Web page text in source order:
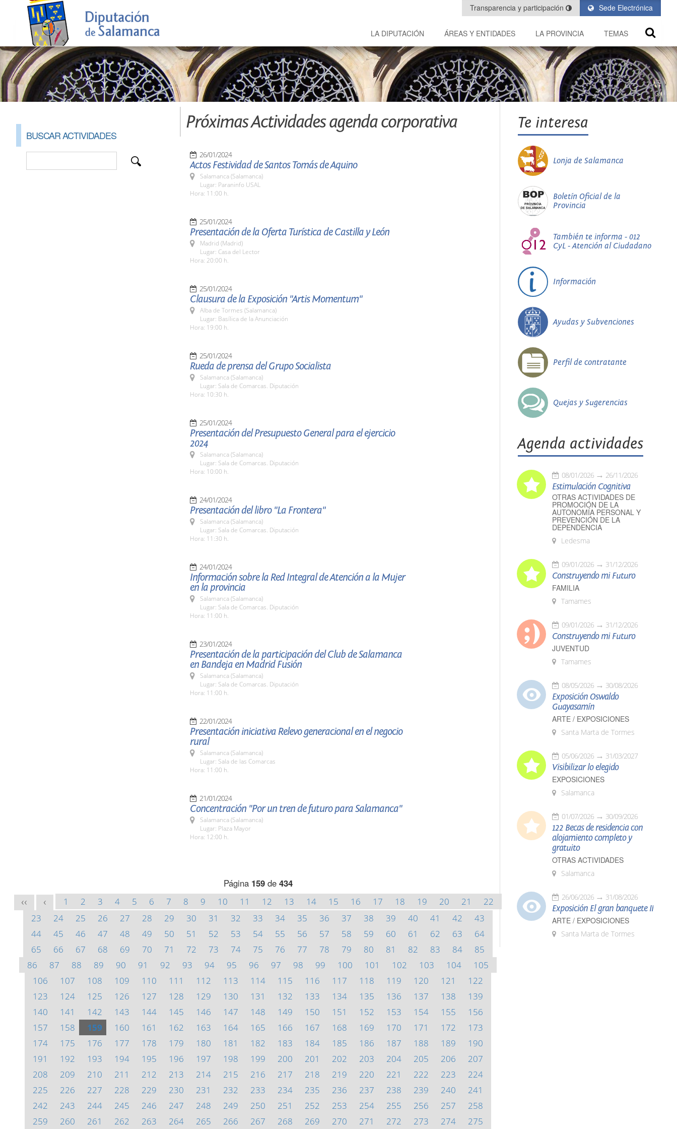
Sede Electrónica
Transparencia y participación
LA DIPUTACIÓN ÁREAS Y ENTIDADES LA PROVINCIA TEMAS
BUSCAR ACTIVIDADES
Próximas Actividades agenda corporativa
26/01/2024
Actos Festividad de Santos Tomás de Aquino
Salamanca (Salamanca)
Lugar: Paraninfo USAL
Hora: 11:00 h.
25/01/2024
Presentación de la Oferta Turística de Castilla y León
Madrid (Madrid)
Lugar: Casa del Lector
Hora: 20:00 h.
25/01/2024
Clausura de la Exposición "Artis Momentum"
Alba de Tormes (Salamanca)
Lugar: Basílica de la Anunciación
Hora: 19:00 h.
25/01/2024
Rueda de prensa del Grupo Socialista
Salamanca (Salamanca)
Lugar: Sala de Comarcas. Diputación
Hora: 10:30 h.
25/01/2024
Presentación del Presupuesto General para el ejercicio
2024
Salamanca (Salamanca)
Lugar: Sala de Comarcas. Diputación
Hora: 10:00 h.
24/01/2024
Presentación del libro "La Frontera"
Salamanca (Salamanca)
Lugar: Sala de Comarcas. Diputación
Hora: 11:30 h.
24/01/2024
Información sobre la Red Integral de Atención a la Mujer
en la provincia
Salamanca (Salamanca)
Lugar: Sala de Comarcas. Diputación
Hora: 11:00 h.
23/01/2024
Presentación de la participación del Club de Salamanca
en Bandeja en Madrid Fusión
Salamanca (Salamanca)
Lugar: Sala de Comarcas. Diputación
Hora: 11:00 h.
22/01/2024
Presentación iniciativa Relevo generacional en el negocio
rural
Salamanca (Salamanca)
Lugar: Sala de las Comarcas
Hora: 11:00 h.
21/01/2024
Concentración "Por un tren de futuro para Salamanca"
Salamanca (Salamanca)
Lugar: Plaza Mayor
Hora: 12:00 h.
Página 159de 434
<< < 1 2 3 4 5 6 7 8 9 10 11 12 13 14 15 16 17 18 19 20 21
22
23
24 25 26 27 28 29 30 31 32 33 34 35 36 37 38 39 40 41 42
43
44
45 46 47 48 49 50 51 52 53 54 55 56 57 58 59 60 61 62 63
64
65
66 67 68 69 70 71 72 73 74 75 76 77 78 79 80 81 82 83 84
85
86
87 88 89 90 91 92 93 94 95 96 97 98 99 100 101 102 103 104
105
106
107 108 109 110 111 112 113 114 115 116 117 118 119 120 121
122
123
124 125 126 127 128 129 130 131 132 133 134 135 136 137 138
139
140
141 142 143 144 145 146 147 148 149 150 151 152 153 154 155
156
157
158 159 160 161 162 163 164 165 166 167 168 169 170 171 172
173
174
175 176 177 178 179 180 181 182 183 184 185 186 187 188 189
190
191
192 193 194 195 196 197 198 199 200 201 202 203 204 205 206
207
208
209 210 211 212 213 214 215 216 217 218 219 220 221 222 223
224
225
226 227 228 229 230 231 232 233 234 235 236 237 238 239 240
241
242
243 244 245 246 247 248 249 250 251 252 253 254 255 256 257
258
259
260 261 262 263 264 265 266 267 268 269 270 271 272 273 274 275
Te interesa
Lonja de Salamanca
Boletín Oficial de la
Provincia
También te informa - 012
CyL - Atención al Ciudadano
Información
Ayudas y Subvenciones
Perfil de contratante
Quejas y Sugerencias
Agenda actividades
08/01/2026 26/11/2026
Estimulación Cognitiva
OTRAS ACTIVIDADES DE
PROMOCIÓN DE LA
AUTONOMÍA PERSONAL Y
PREVENCIÓN DE LA
DEPENDENCIA
Ledesma
09/01/2026 31/12/2026
Construyendo mi Futuro
FAMILIA
Tamames
09/01/2026 31/12/2026
Construyendo mi Futuro
JUVENTUD
Tamames
08/05/2026 30/08/2026
Exposición Oswaldo
Guayasamín
ARTE / EXPOSICIONES
Santa Marta de Tormes
05/06/2026 31/03/2027
Visibilizar lo elegido
EXPOSICIONES
Salamanca
01/07/2026 30/09/2026
122 Becas de residencia con
alojamiento completo y
gratuito
OTRAS ACTIVIDADES
Salamanca
26/06/2026 31/08/2026
Exposición El gran banquete II
ARTE / EXPOSICIONES
Santa Marta de Tormes